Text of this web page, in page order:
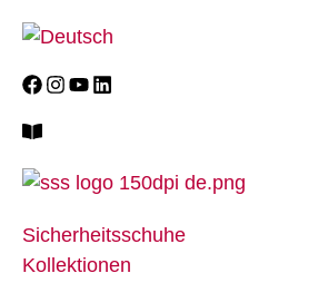
Sicherheitsschuhe
Kollektionen